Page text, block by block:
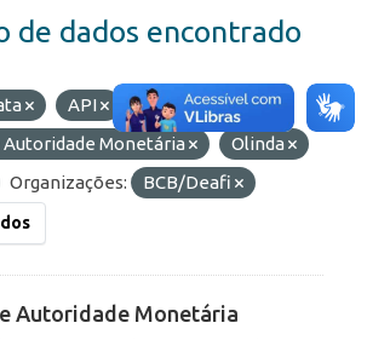
de dados encontrado
API
Etiquetas:
Monetária
Olinda
Organizações: BCB/Deafi
Autoridade Monetária